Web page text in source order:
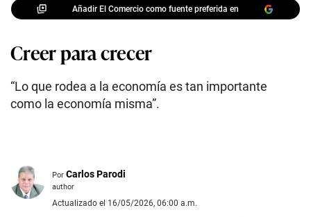
Añadir El Comercio como fuente preferida en
Creer para crecer
“Lo que rodea a la economía es tan importante
como la economía misma”.
Por Carlos Parodi
author
Actualizado el 16/05/2026, 06:00 a.m.